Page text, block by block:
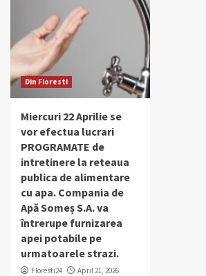
Din Floresti
Miercuri 22 Aprilie se
vor efectua lucrari
PROGRAMATE de
intretinere la reteaua
publica de alimentare
cu apa. Compania de
Apă Someș S.A. va
întrerupe furnizarea
apei potabile pe
urmatoarele strazi.
Floresti24 April 21, 2026